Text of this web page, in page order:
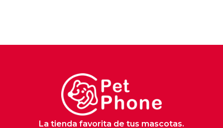
La tienda favorita de tus mascotas.